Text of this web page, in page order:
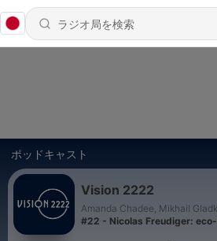
ポッドキャスト
Vision 2222
Amanda Chadee, Mikhail
#22 - Nicolas Freudiger: